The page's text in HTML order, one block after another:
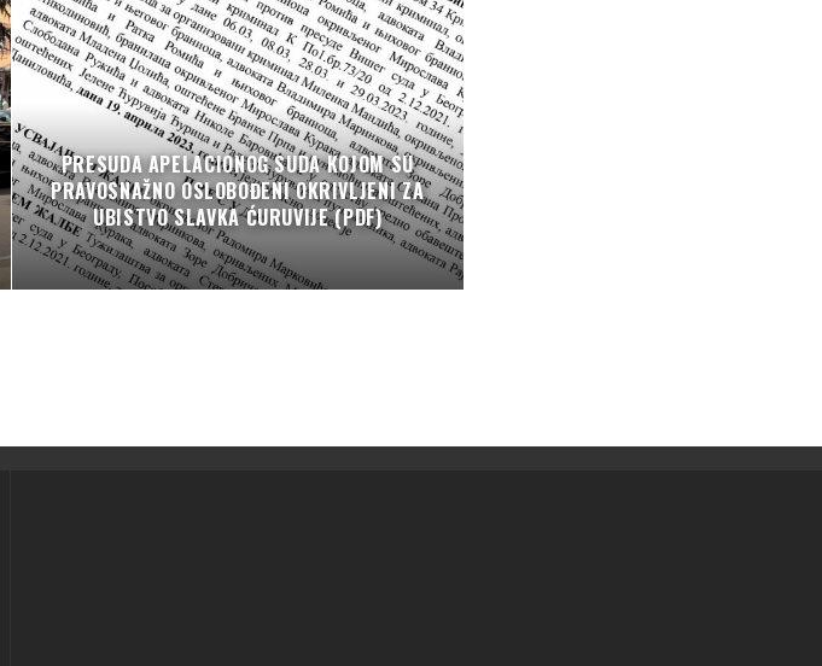
PRESUDA APELACIONOG SUDA KOJOM SU
PRAVOSNAŽNO OSLOBOĐENI OKRIVLJENI ZA
UBISTVO SLAVKA ĆURUVIJE (PDF)